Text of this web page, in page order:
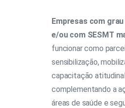
Empresas com
e/ou com SESMT
funcionar como
sensibilização,
capacitação
complementando a
áreas de saúde e